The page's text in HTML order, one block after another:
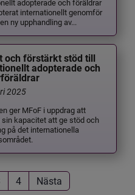
adopterade och föräldrar
internationellt genomför
ny upphandling av...
och förstärkt stöd till
adopterade och
2025
ger MFoF i uppdrag att
kapacitet att ge stöd och
på det internationella
4 Nästa